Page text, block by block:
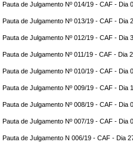
Pauta de Julgamento Nº 014/19 - CAF - Dia
Pauta de Julgamento Nº 013/19 - CAF - Dia
Pauta de Julgamento Nº 012/19 - CAF - Dia
Pauta de Julgamento Nº 011/19 - CAF - Dia
Pauta de Julgamento Nº 010/19 - CAF - Dia
Pauta de Julgamento Nº 009/19 - CAF - Dia
Pauta de Julgamento Nº 008/19 - CAF - Dia
Pauta de Julgamento Nº 007/19 - CAF - Dia
Pauta de Julgamento N 006/19 - CAF - Dia